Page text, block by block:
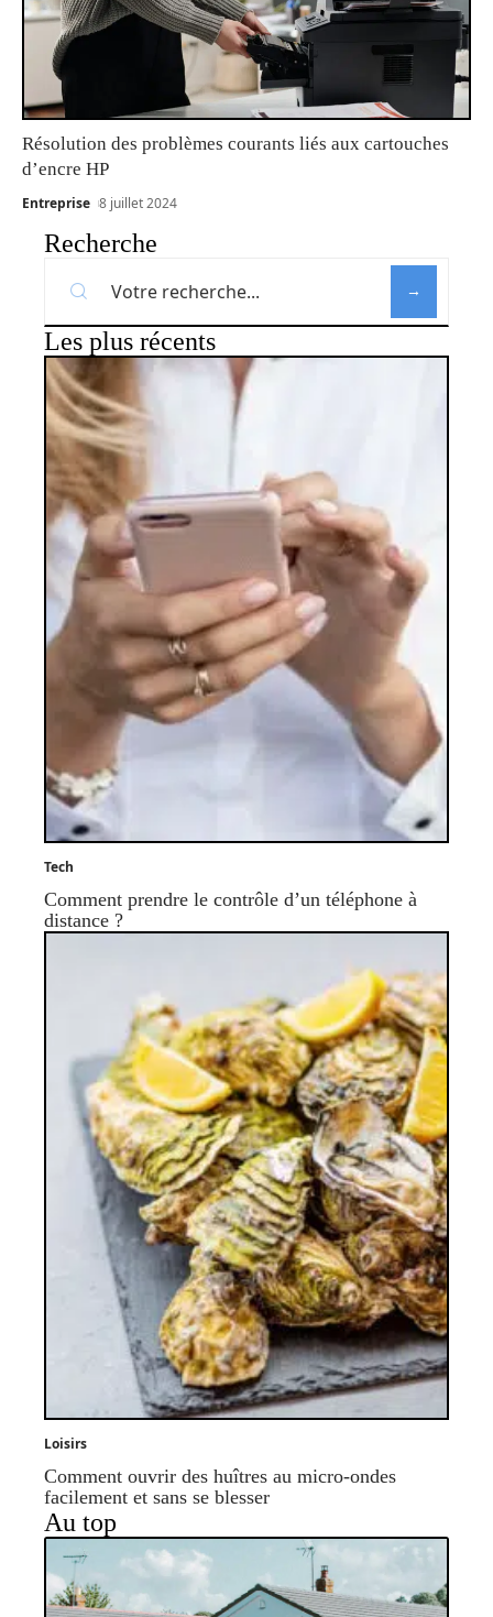
Résolution des problèmes courants liés aux cartouches
d’encre HP
Entreprise 8 juillet 2024
Recherche
Les plus récents
Tech
Comment prendre le contrôle d’un téléphone à
distance ?
Loisirs
Comment ouvrir des huîtres au micro-ondes
facilement et sans se blesser
Au top